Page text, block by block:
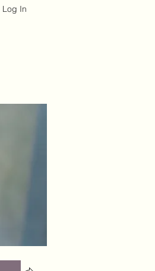
Log In